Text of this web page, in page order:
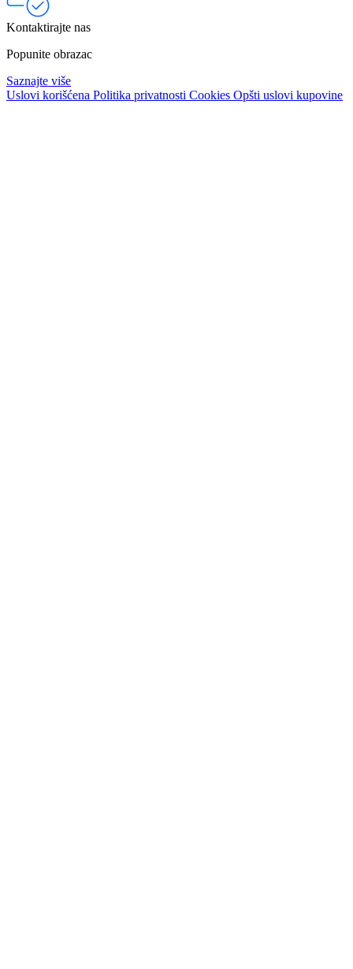
Kontaktirajte nas
Popunite obrazac
Saznajte više
Uslovi korišćena Politika privatnosti Cookies Opšti uslovi kupovine